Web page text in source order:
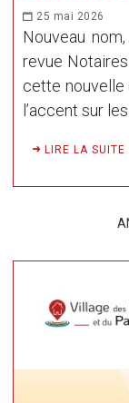
25 mai 2026
Nouveau
revue
cette nouvelle
l’accent sur
LIRE LA SUITE